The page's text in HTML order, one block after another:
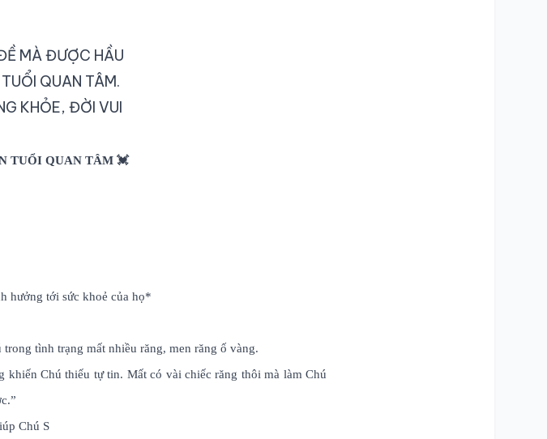
KHỎE, ĐỜI VUI
TUỔI QUAN TÂM 💓
hưởng tới sức khoẻ của họ*
tình trạng mất nhiều răng, men răng ố vàng.
Chú thiếu tự tin. Mất có vài chiếc răng thôi mà làm Chú
Chú S